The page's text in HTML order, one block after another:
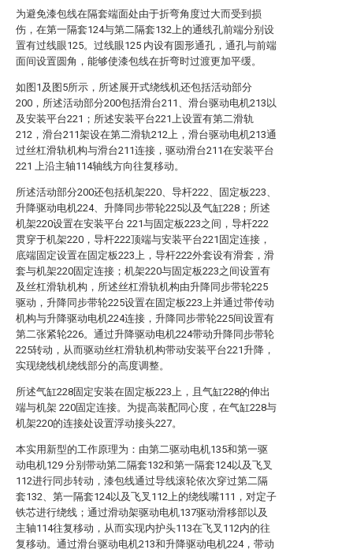
为避免漆包线在隔套端面处由于折弯角度过大而受到损
伤，在第一隔套124与第二隔套132上的通线孔前端分别设
置有过线眼125。过线眼125 内设有圆形通孔，通孔与前端
面间设置圆角，能够使漆包线在折弯时过渡更加平缓。
如图1及图5所示，所述展开式绕线机还包括活动部分
200，所述活动部分200包括滑台211、滑台驱动电机213以
及安装平台221；所述安装平台221上设置有第二滑轨
212，滑台211架设在第二滑轨212上，滑台驱动电机213通
过丝杠滑轨机构与滑台211连接，驱动滑台211在安装平台
221 上沿主轴114轴线方向往复移动。
所述活动部分200还包括机架220、导杆222、固定板223、
升降驱动电机224、升降同步带轮225以及气缸228；所述
机架220设置在安装平台 221与固定板223之间，导杆222
贯穿于机架220，导杆222顶端与安装平台221固定连接，
底端固定设置在固定板223上，导杆222外套设有滑套，滑
套与机架220固定连接；机架220与固定板223之间设置有
及丝杠滑轨机构，所述丝杠滑轨机构由升降同步带轮225
驱动，升降同步带轮225设置在固定板223上并通过带传动
机构与升降驱动电机224连接，升降同步带轮225间设置有
第二张紧轮226。通过升降驱动电机224带动升降同步带轮
225转动，从而驱动丝杠滑轨机构带动安装平台221升降，
实现绕线机绕线部分的高度调整。
所述气缸228固定安装在固定板223上，且气缸228的伸出
端与机架 220固定连接。为提高装配同心度，在气缸228与
机架220的连接处设置浮动接头227。
本实用新型的工作原理为：由第二驱动电机135和第一驱
动电机129 分别带动第二隔套132和第一隔套124以及飞叉
112进行同步转动，漆包线通过导线滚轮依次穿过第二隔
套132、第一隔套124以及飞叉112上的绕线嘴111，对定子
铁芯进行绕线；通过滑动架驱动电机137驱动滑移部以及
主轴114往复移动，从而实现内护头113在飞叉112内的往
复移动。通过滑台驱动电机213和升降驱动电机224，带动